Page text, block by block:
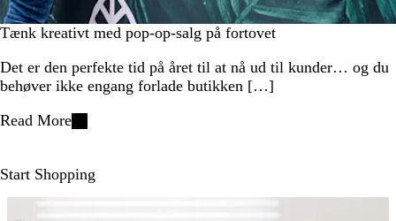
Tænk kreativt med pop-op-salg på fortovet
Det er den perfekte tid på året til at nå ud til kunder… og du
behøver ikke engang forlade butikken […]
Read More
Start Shopping